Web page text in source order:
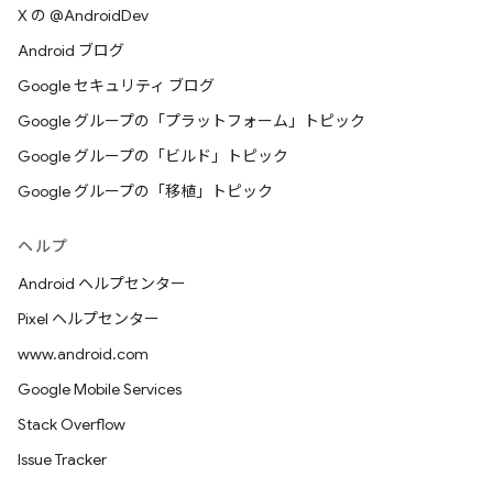
X の @AndroidDev
Android ブログ
Google セキュリティ ブログ
Google グループの「プラットフォーム」トピック
Google グループの「ビルド」トピック
Google グループの「移植」トピック
ヘルプ
Android ヘルプセンター
Pixel ヘルプセンター
www.android.com
Google Mobile Services
Stack Overflow
Issue Tracker